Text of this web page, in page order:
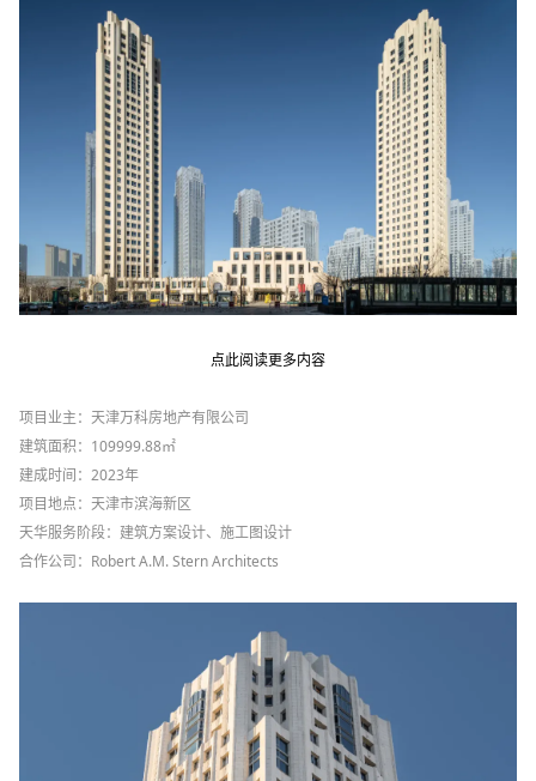
点此阅读更多内容
项目业主：天津万科房地产有限公司
建筑面积： 109999.88㎡
建成时间： 2023年
项目地点：天津市滨海新区
天华服务阶段：建筑方案设计、施工图设计
合作公司： Robert A.M. Stern Architects